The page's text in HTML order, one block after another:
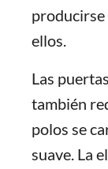
ellos.
Las
también
polos se
suave. La